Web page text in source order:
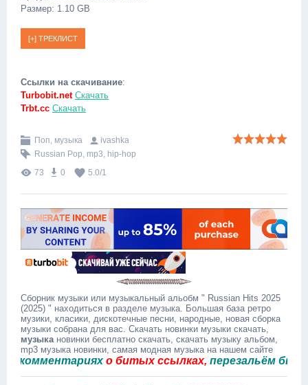
Размер: 1.10 GB
Ссылки на скачивание:
Turbobit.net Скачать
Trbt.cc Скачать
Поп, музыка
ivashka
Russian Pop, mp3, hip-hop
73
0 5.0/1
Сборник музыки или музыкальный альобм " Russian Hits 2025
(2025) " находиться в разделе музыка. Большая база ретро
музики, класики, дискотечные песни, народные, новая сборка
музыки собрана для вас. Скачать новинки музыки скачать,
музыкановинки бесплатно скачать, скачать музыку альбом,
mp3 музыка новинки, самая модная музыка на нашем сайте
о битых ссылках,перезальём быстро.